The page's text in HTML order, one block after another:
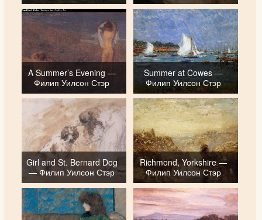
A Summer’s Evening —
Филип Уилсон Стэр
Summer at Cowes —
Филип Уилсон Стэр
Girl and St. Bernard Dog
— Филип Уилсон Стэр
Richmond, Yorkshire —
Филип Уилсон Стэр